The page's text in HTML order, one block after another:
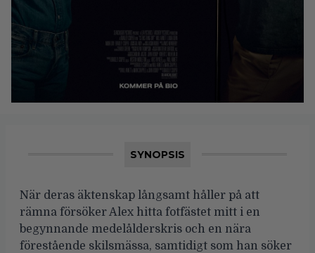
SYNOPSIS
När deras äktenskap långsamt håller på att
rämna försöker Alex hitta fotfästet mitt i en
begynnande medelålderskris och en nära
förestående skilsmässa, samtidigt som han söker